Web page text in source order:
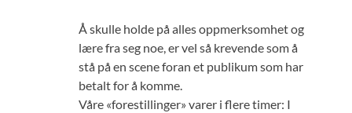
Å skulle holde på alles oppmerksomhet og
lære fra seg noe, er vel så krevende som å
stå på en scene foran et publikum som har
betalt for å komme.
Våre «forestillinger» varer i flere timer: I